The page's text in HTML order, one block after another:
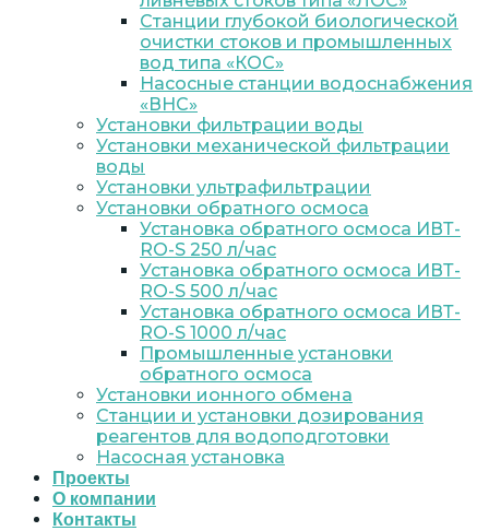
Станции глубокой биологической
очистки стоков и промышленных
вод типа «КОС»
Насосные станции водоснабжения
«ВНС»
Установки фильтрации воды
Установки механической фильтрации
воды
Установки ультрафильтрации
Установки обратного осмоса
Установка обратного осмоса ИВТ-
RO-S 250 л/час
Установка обратного осмоса ИВТ-
RO-S 500 л/час
Установка обратного осмоса ИВТ-
RO-S 1000 л/час
Промышленные установки
обратного осмоса
Установки ионного обмена
Станции и установки дозирования
реагентов для водоподготовки
Насосная установка
Проекты
О компании
Контакты